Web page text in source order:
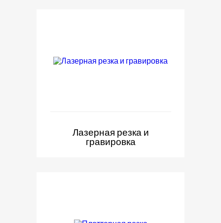
Лазерная резка и
гравировка